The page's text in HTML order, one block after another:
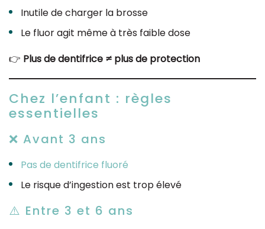
Inutile de charger la brosse
Le fluor agit même à très faible dose
👉 Plus de dentifrice ≠ plus de protection
Chez l’enfant : règles
essentielles
❌ Avant 3 ans
Pas de dentifrice fluoré
Le risque d’ingestion est trop élevé
⚠️ Entre 3 et 6 ans